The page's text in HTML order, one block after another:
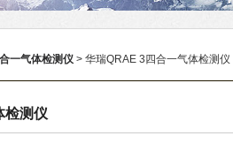
一气体检测仪 > 华瑞QRAE 3四合一气体检测仪
检测仪